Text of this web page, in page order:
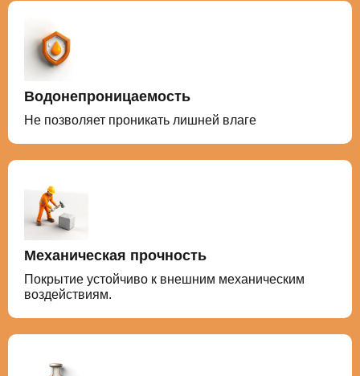
Водонепроницаемость
Не позволяет проникать лишней влаге
Механическая прочность
Покрытие устойчиво к внешним механическим
воздействиям.